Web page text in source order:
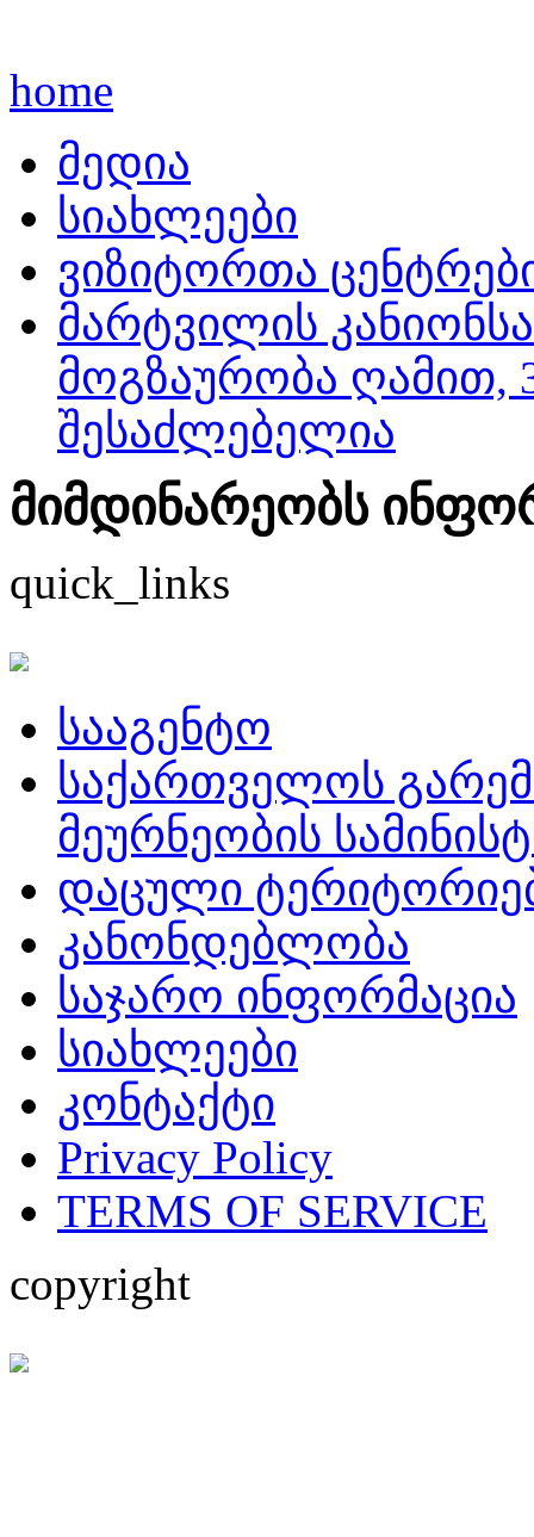
home
მედია
სიახლეები
ვიზიტორთა
მარტვილის
მოგზაურობა ღამით,
შესაძლებელია
მიმდინარეობს
quick_links
სააგენტო
საქართველოს
მეურნეობის
დაცული
კანონდებლობა
საჯარო ინფორმაცია
სიახლეები
კონტაქტი
Privacy Policy
TERMS OF SERVICE
copyright